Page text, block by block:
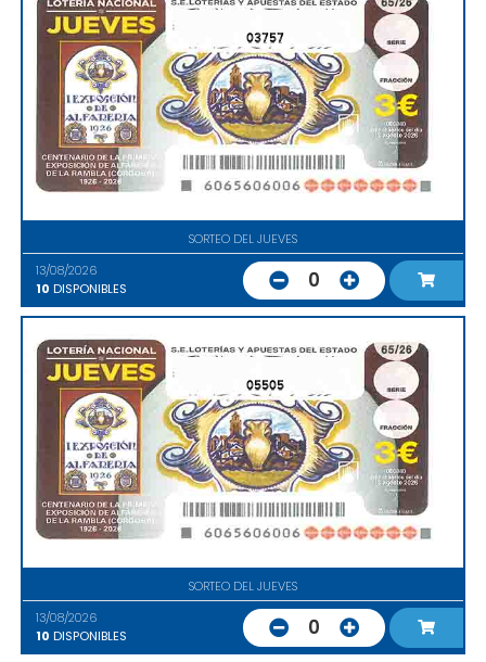
03757
SORTEO DEL JUEVES
13/08/2026
10 DISPONIBLES 0
05505
SORTEO DEL JUEVES
13/08/2026
10 DISPONIBLES 0